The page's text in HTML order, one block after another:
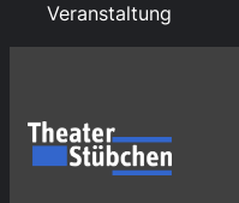
Veranstaltung